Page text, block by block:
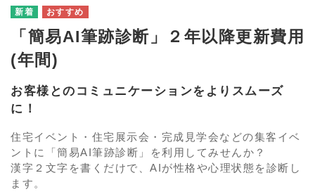
「簡易AI筆跡診断」２年以降更新費用
(年間)
お客様とのコミュニケーションをよりスムーズ
に！
住宅イベント・住宅展示会・完成見学会などの集客イベ
ントに「簡易AI筆跡診断」を利用してみせんか？
漢字２文字を書くだけで、AIが性格や心理状態を診断し
ます。